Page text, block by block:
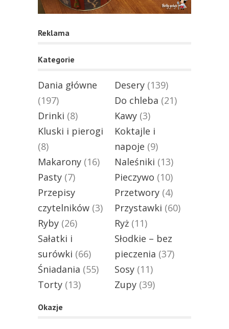
Reklama
Kategorie
Dania główne
(197)
Desery (139)
Do chleba (21)
Drinki (8) Kawy (3)
Kluski i pierogi
(8)
Koktajle i
napoje (9)
Makarony (16) Naleśniki (13)
Pasty (7) Pieczywo (10)
Przepisy
czytelników (3)
Przetwory (4)
Przystawki (60)
Ryby (26) Ryż (11)
Sałatki i
surówki (66)
Słodkie – bez
pieczenia (37)
Śniadania (55) Sosy (11)
Torty (13) Zupy (39)
Okazje